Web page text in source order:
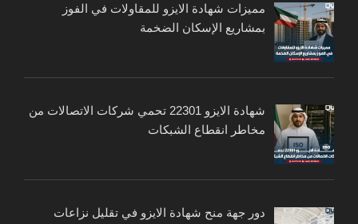
مميزات شهادة الايزو للمقاولات في الفوز
بمشاريع الإسكان الضخمة
شهادة الايزو 22301 تحمي شركات الاتصالات من
مخاطر انقطاع الشبكات
دور جهة منح شهادة الايزو في تقليل نزاعات